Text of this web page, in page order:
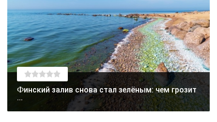
Финский залив снова стал зелёным: чем грозит
...